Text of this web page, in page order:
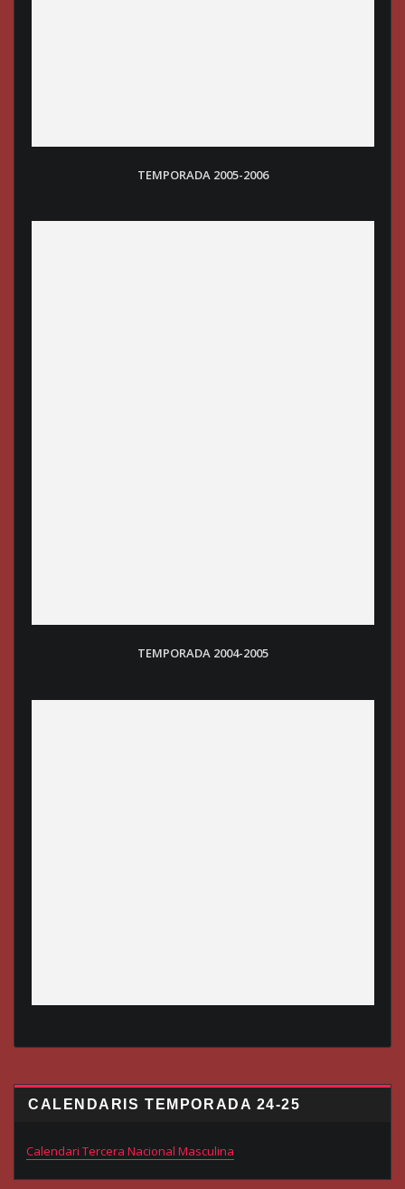
TEMPORADA 2005-2006
TEMPORADA 2004-2005
CALENDARIS TEMPORADA 24-25
Calendari Tercera Nacional Masculina